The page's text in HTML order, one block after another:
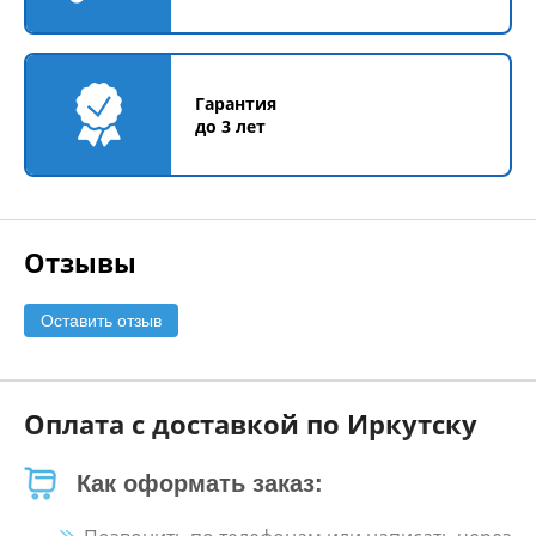
Гарантия
до 3 лет
Отзывы
Оставить отзыв
Оплата с доставкой по Иркутску
Как оформать заказ: